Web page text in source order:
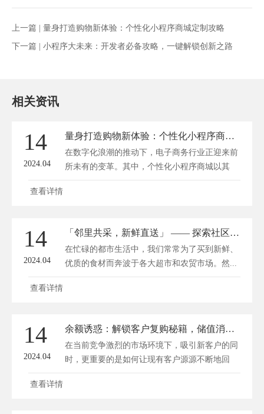
上一篇 | 量身打造购物新体验：个性化小程序商城定制攻略
下一篇 | 小程序大未来：开发者必备攻略，一键解锁创新之路
相关资讯
14
2024.04
量身打造购物新体验：个性化小程序商城定制攻略
在数字化浪潮的推动下，电子商务行业正迎来前
所未有的变革。其中，个性化小程序商城以其
独...
查看详情
14
2024.04
「邻里共采，新鲜直送」 —— 探索社区团购的便捷生活新方式
在忙碌的都市生活中，我们常常为了买到新鲜、
优质的食材而奔波于各大超市和农贸市场。然...
查看详情
14
2024.04
余额诱惑：解锁客户复购秘籍，储值消费成瘾之路
在当前竞争激烈的市场环境下，吸引新客户的同
时，更重要的是如何让现有客户源源不断地回
到...
查看详情